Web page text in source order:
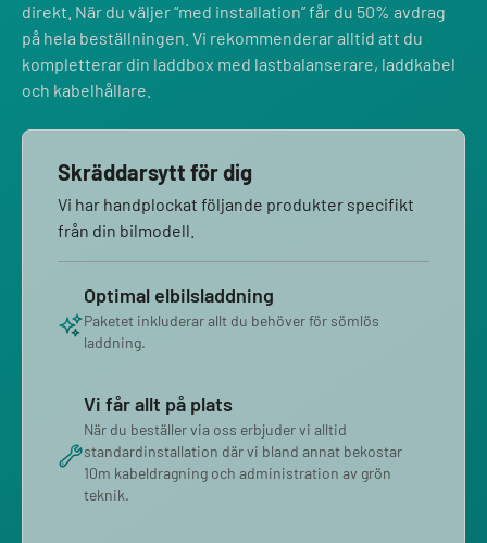
direkt. När du väljer “med installation” får du 50% avdrag
på hela beställningen. Vi rekommenderar alltid att du
kompletterar din laddbox med lastbalanserare, laddkabel
och kabelhållare.
Skräddarsytt för dig
Vi har handplockat följande produkter specifikt
från din bilmodell.
Optimal elbilsladdning
Paketet inkluderar allt du behöver för sömlös
laddning.
Vi får allt på plats
När du beställer via oss erbjuder vi alltid
standardinstallation där vi bland annat bekostar
10m kabeldragning och administration av grön
teknik.